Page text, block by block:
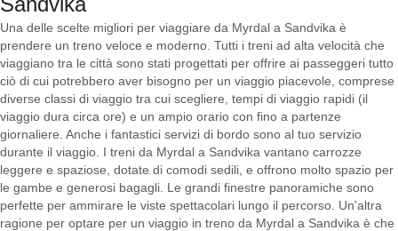
Una delle scelte migliori per viaggiare da Myrdal a Sandvika è
prendere un treno veloce e moderno. Tutti i treni ad alta velocità che
viaggiano tra le città sono stati progettati per offrire ai passeggeri tutto
ciò di cui potrebbero aver bisogno per un viaggio piacevole, comprese
diverse classi di viaggio tra cui scegliere, tempi di viaggio rapidi (il
viaggio dura circa ore) e un ampio orario con fino a partenze
giornaliere. Anche i fantastici servizi di bordo sono al tuo servizio
durante il viaggio. I treni da Myrdal a Sandvika vantano carrozze
leggere e spaziose, dotate di comodi sedili, e offrono molto spazio per
le gambe e generosi bagagli. Le grandi finestre panoramiche sono
perfette per ammirare le viste spettacolari lungo il percorso. Un'altra
ragione per optare per un viaggio in treno da Myrdal a Sandvika è che